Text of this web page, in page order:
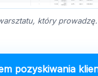
który
pozyskiwania